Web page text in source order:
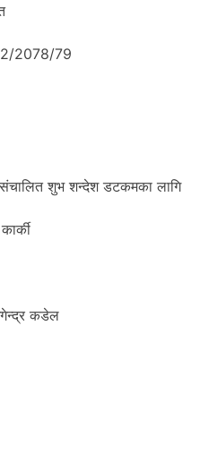
2078/79
संचालित शुभ शन्देश डटकमका लागि
कडेल